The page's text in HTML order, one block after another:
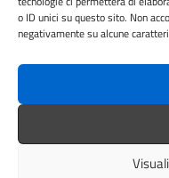
o ID unici su questo sito. Non
negativamente su alcune
Informativa privacy
Dichiarazione di
SEGUICI SU
Facebook